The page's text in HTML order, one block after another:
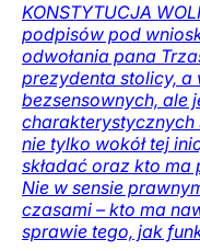
KONSTYTUCJA
podpisów pod
odwołania pana
prezydenta stolicy, a
bezsensownych, ale
nie tylko wokół tej
składać oraz kto ma
Nie w sensie
czasami – kto ma
sprawie tego, jak